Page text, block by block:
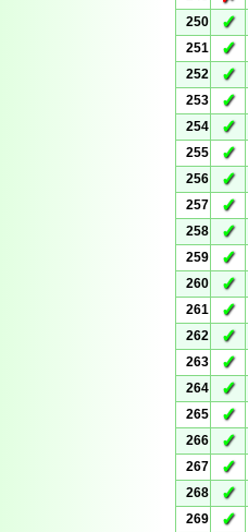
250
✓
251
✓
252
✓
253
✓
254
✓
255
✓
256
✓
257
✓
258
✓
259
✓
260
✓
261
✓
262
✓
263
✓
264
✓
265
✓
266
✓
267
✓
268
✓
269
✓